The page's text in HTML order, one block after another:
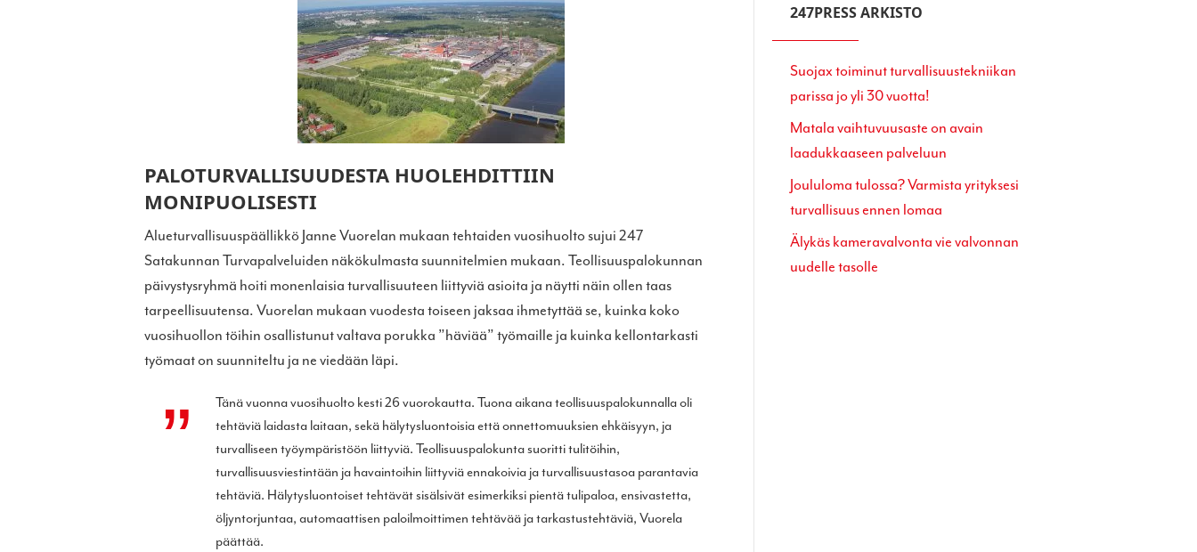
PALOTURVALLISUUDESTA HUOLEHDITTIIN
MONIPUOLISESTI
Alueturvallisuuspäällikkö Janne Vuorelan mukaan tehtaiden vuosihuolto sujui 247
Satakunnan Turvapalveluiden näkökulmasta suunnitelmien mukaan. Teollisuuspalokunnan
päivystysryhmä hoiti monenlaisia turvallisuuteen liittyviä asioita ja näytti näin ollen taas
tarpeellisuutensa. Vuorelan mukaan vuodesta toiseen jaksaa ihmetyttää se, kuinka koko
vuosihuollon töihin osallistunut valtava porukka ”häviää” työmaille ja kuinka kellontarkasti
työmaat on suunniteltu ja ne viedään läpi.
Tänä vuonna vuosihuolto kesti 26 vuorokautta. Tuona aikana teollisuuspalokunnalla oli
tehtäviä laidasta laitaan, sekä hälytysluontoisia että onnettomuuksien ehkäisyyn, ja
turvalliseen työympäristöön liittyviä. Teollisuuspalokunta suoritti tulitöihin,
turvallisuusviestintään ja havaintoihin liittyviä ennakoivia ja turvallisuustasoa parantavia
tehtäviä. Hälytysluontoiset tehtävät sisälsivät esimerkiksi pientä tulipaloa, ensivastetta,
öljyntorjuntaa, automaattisen paloilmoittimen tehtävää ja tarkastustehtäviä, Vuorela
päättää.
247PRESS ARKISTO
Suojax toiminut turvallisuustekniikan
parissa jo yli 30 vuotta!
Matala vaihtuvuusaste on avain
laadukkaaseen palveluun
Joululoma tulossa? Varmista yrityksesi
turvallisuus ennen lomaa
Älykäs kameravalvonta vie valvonnan
uudelle tasolle